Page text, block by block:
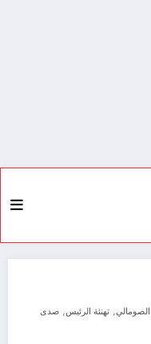
, تهنئة الرئيس, صدى